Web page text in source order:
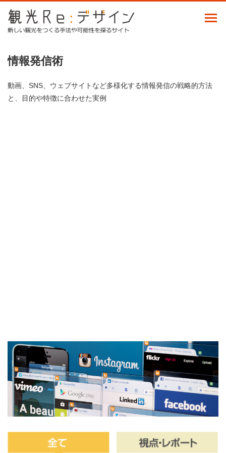
情報発信術
動画、SNS、ウェブサイトなど多様化する情報発信の戦略的方法
と、目的や特徴に合わせた実例